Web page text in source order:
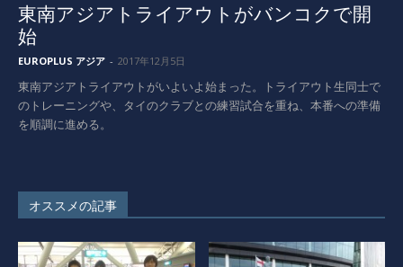
東南アジアトライアウトがバンコクで開
始
EUROPLUS アジア - 2017年12月5日
東南アジアトライアウトがいよいよ始まった。トライアウト生同士で
のトレーニングや、タイのクラブとの練習試合を重ね、本番への準備
を順調に進める。
オススメの記事